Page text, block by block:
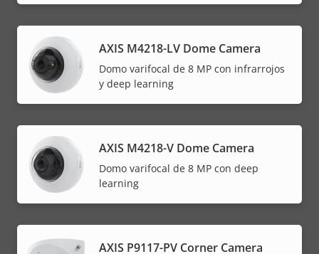
AXIS M4218-LV Dome Camera
Domo varifocal de 8 MP con infrarrojos
y deep learning
AXIS M4218-V Dome Camera
Domo varifocal de 8 MP con deep
learning
AXIS P9117-PV Corner Camera